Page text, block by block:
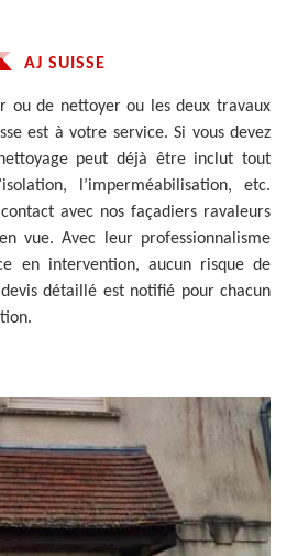
AJ SUISSE
ou de nettoyer ou les deux travaux
est à votre service. Si vous devez
peut déjà être inclut tout
l’imperméabilisation, etc.
avec nos façadiers ravaleurs
vue. Avec leur professionnalisme
en intervention, aucun risque de
détaillé est notifié pour chacun